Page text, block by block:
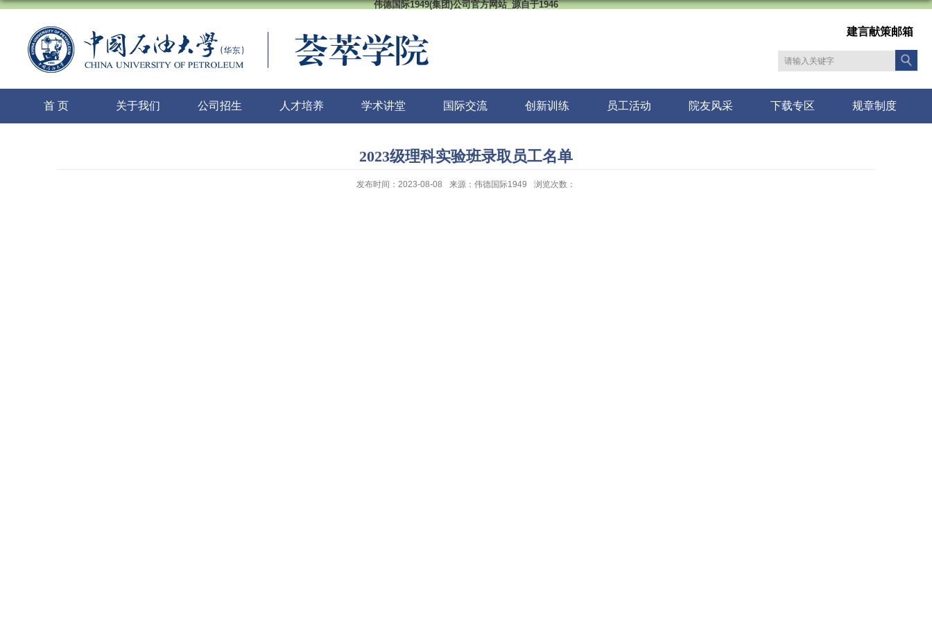
伟德国际1949(集团)公司官方网站_源自于1946
建言献策邮箱
首 页 关于我们 公司招生 人才培养 学术讲堂 国际交流 创新训练 员工活动 院友风采 下载专区 规章制度
2023级理科实验班录取员工名单
发布时间：2023-08-08 来源：伟德国际1949 浏览次数：